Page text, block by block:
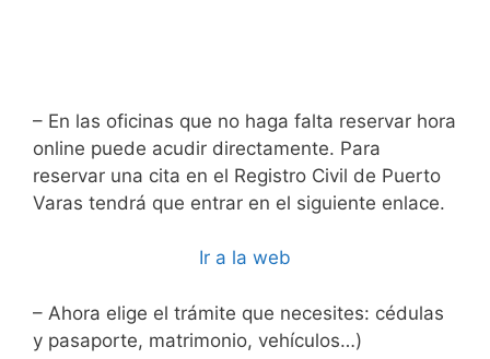
– En las oficinas que no haga falta reservar hora
online puede acudir directamente. Para
reservar una cita en el Registro Civil de Puerto
Varas tendrá que entrar en el siguiente enlace.
Ir a la web
– Ahora elige el trámite que necesites: cédulas
y pasaporte, matrimonio, vehículos…)